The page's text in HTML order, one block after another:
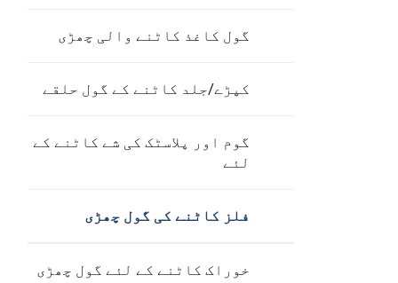
گول کاغذ کاٹنے والی چھڑی
کپڑے/جلد کاٹنے کے گول حلقے
گوم اور پلاسٹک کی شے کاٹنے کے
لئے
فلز کاٹنے کی گول چھڑی
خوراک کاٹنے کے لئے گول چھڑی